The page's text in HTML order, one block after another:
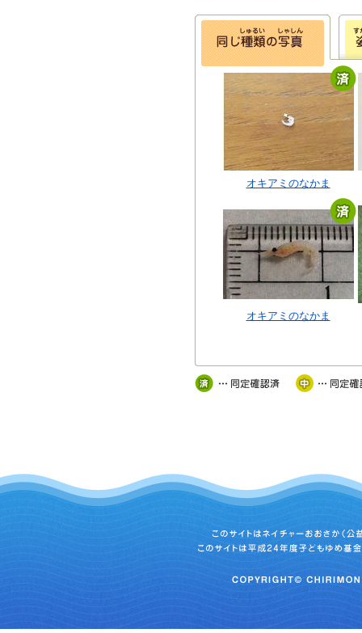
オキアミのなかま
オキアミのなかま